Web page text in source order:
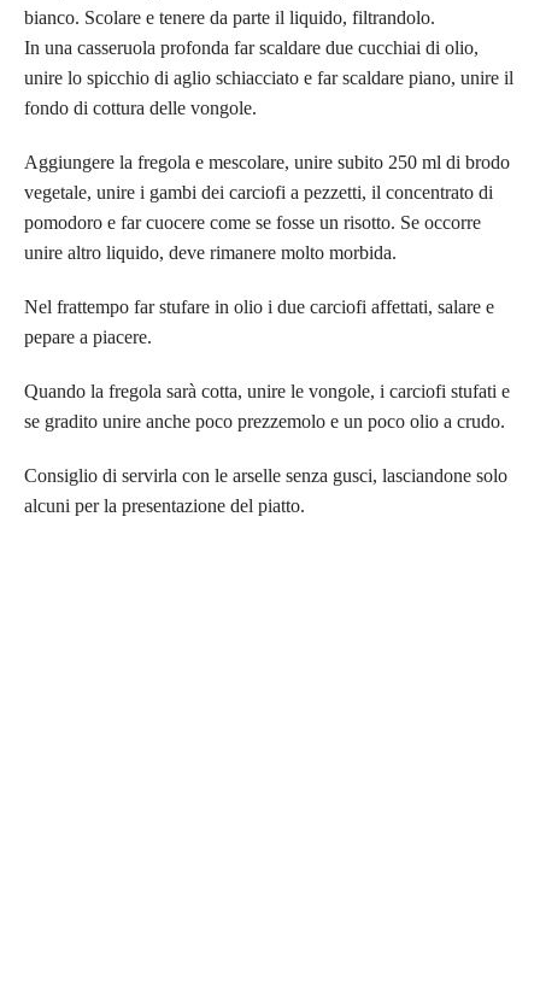
bianco. Scolare e tenere da parte il liquido, filtrandolo.
In una casseruola profonda far scaldare due cucchiai di olio,
unire lo spicchio di aglio schiacciato e far scaldare piano, unire il
fondo di cottura delle vongole.
Aggiungere la fregola e mescolare, unire subito 250 ml di brodo
vegetale, unire i gambi dei carciofi a pezzetti, il concentrato di
pomodoro e far cuocere come se fosse un risotto. Se occorre
unire altro liquido, deve rimanere molto morbida.
Nel frattempo far stufare in olio i due carciofi affettati, salare e
pepare a piacere.
Quando la fregola sarà cotta, unire le vongole, i carciofi stufati e
se gradito unire anche poco prezzemolo e un poco olio a crudo.
Consiglio di servirla con le arselle senza gusci, lasciandone solo
alcuni per la presentazione del piatto.